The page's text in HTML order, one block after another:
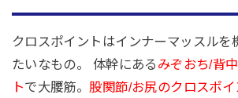
クロスポイントはインナーマッスルを
たいなもの。 体幹にある みぞおち/背
トで大腰筋。 股関節/お尻のクロスポイ